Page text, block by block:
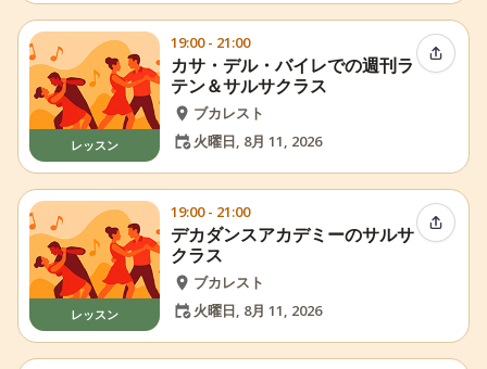
レッスン
19:00 - 21:00
カサ・デル・バイレでの週刊ラ
テン＆サルサクラス
ブカレスト
火曜日, 8月 11, 2026
イベン
レッスン
19:00 - 21:00
デカダンスアカデミーのサルサ
クラス
ブカレスト
火曜日, 8月 11, 2026
イベン